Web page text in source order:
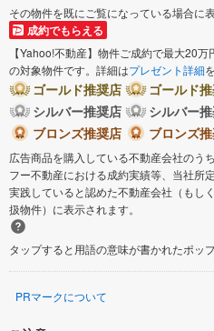
その物件を既にご覧になっている場合に表
成約でもらえる
【Yahoo!不動産】物件ご成約で最大20
の対象物件です。詳細はプレゼント詳細
ゴールド推奨店
ゴールド
シルバー推奨店
シルバー
ブロンズ推奨店
ブロンズ
広告商品を購入している不動産会社のう
フー不動産における成約実績等、当社所
実践していると認めた不動産会社（もし
扱物件）に表示されます。
タップすると用語の意味が書かれたポッ
PRマークについて